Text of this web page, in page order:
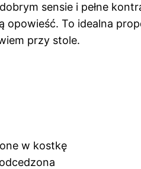
sensie i pełne
opowieść. To idealna
przy stole.
w kostkę